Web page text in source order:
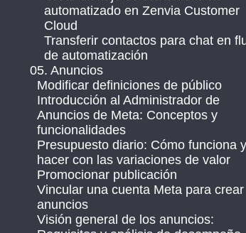
automatizado en Zenvia Customer
Cloud
Transferir contactos para chat en
de automatización
05. Anuncios
Modificar definiciones de público
Introducción al Administrador de
Anuncios de Meta: Conceptos y
funcionalidades
Presupuesto diario: Cómo funciona
hacer con las variaciones de valor
Promocionar publicación
Vincular una cuenta Meta para crear
anuncios
Visión general de los anuncios: